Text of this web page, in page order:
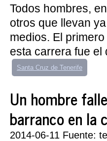
Todos hombres,
otros que llevan
medios. El
esta carrera fue el
Santa Cruz de Tenerife
Un hombre
barranco en la
2014-06-11 Fuente: